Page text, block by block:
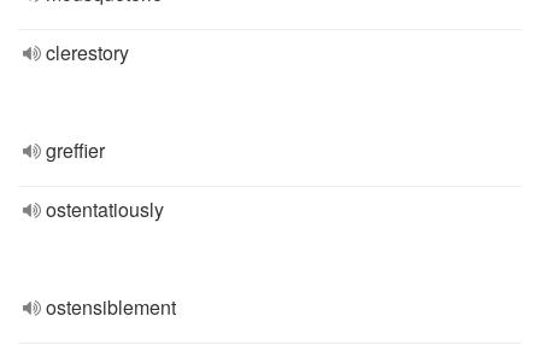
clerestory
greffier
ostentatiously
ostensiblement